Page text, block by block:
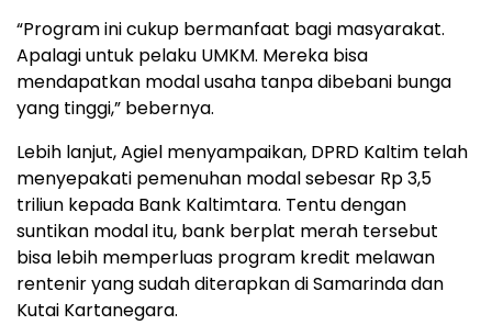
“Program ini cukup bermanfaat bagi masyarakat.
Apalagi untuk pelaku UMKM. Mereka bisa
mendapatkan modal usaha tanpa dibebani bunga
yang tinggi,” bebernya.
Lebih lanjut, Agiel menyampaikan, DPRD Kaltim telah
menyepakati pemenuhan modal sebesar Rp 3,5
triliun kepada Bank Kaltimtara. Tentu dengan
suntikan modal itu, bank berplat merah tersebut
bisa lebih memperluas program kredit melawan
rentenir yang sudah diterapkan di Samarinda dan
Kutai Kartanegara.